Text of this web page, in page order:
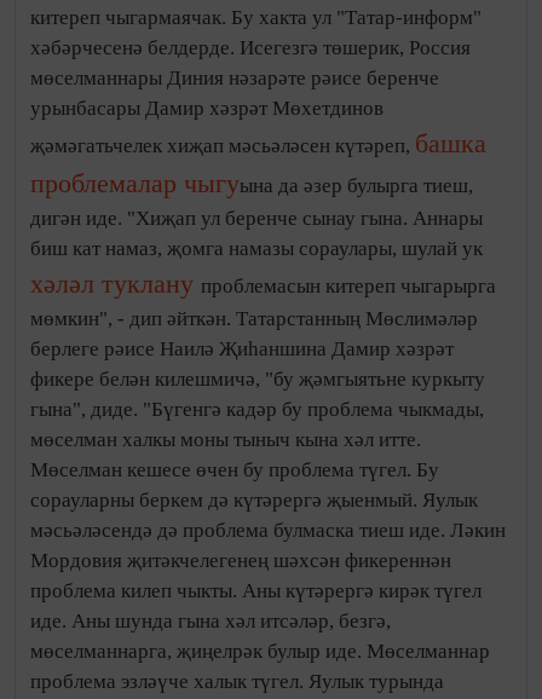
китереп чыгармаячак. Бу хакта ул "Татар-информ"
хәбәрчесенә белдерде. Исегезгә төшерик, Россия
мөселманнары Диния нәзарәте рәисе беренче
урынбасары Дамир хәзрәт Мөхетдинов
җәмәгатьчелек хиҗап мәсьәләсен күтәреп, башка
проблемалар чыгуына да әзер булырга тиеш,
дигән иде. "Хиҗап ул беренче сынау гына. Аннары
биш кат намаз, җомга намазы сораулары, шулай ук
хәләл туклану проблемасын китереп чыгарырга
мөмкин", - дип әйткән. Татарстанның Мөслимәләр
берлеге рәисе Наилә Җиһаншина Дамир хәзрәт
фикере белән килешмичә, "бу җәмгыятьне куркыту
гына", диде. "Бүгенгә кадәр бу проблема чыкмады,
мөселман халкы моны тыныч кына хәл итте.
Мөселман кешесе өчен бу проблема түгел. Бу
сорауларны беркем дә күтәрергә җыенмый. Яулык
мәсьәләсендә дә проблема булмаска тиеш иде. Ләкин
Мордовия җитәкчелегенең шәхсән фикереннән
проблема килеп чыкты. Аны күтәрергә кирәк түгел
иде. Аны шунда гына хәл итсәләр, безгә,
мөселманнарга, җиңелрәк булыр иде. Мөселманнар
проблема эзләүче халык түгел. Яулык турында